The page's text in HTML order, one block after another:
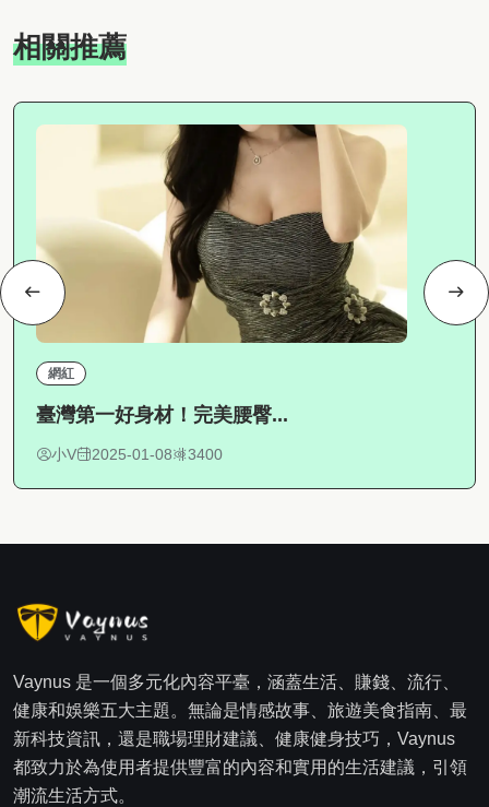
相關推薦
網紅
臺灣第一好身材！完美腰臀...
小V 2025-01-08 3400
Vaynus 是一個多元化內容平臺，涵蓋生活、賺錢、流行、
健康和娛樂五大主題。無論是情感故事、旅遊美食指南、最
新科技資訊，還是職場理財建議、健康健身技巧，Vaynus
都致力於為使用者提供豐富的內容和實用的生活建議，引領
潮流生活方式。